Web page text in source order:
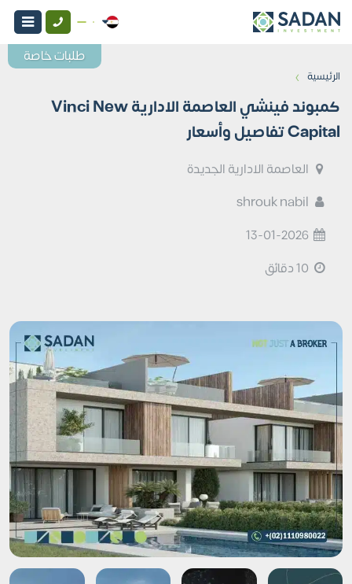
الرئيسية ›
كمبوند فينشي العاصمة الادارية Vinci New
Capital تفاصيل وأسعار
العاصمة الادارية الجديدة
13-01-2026
طلبات خاصة